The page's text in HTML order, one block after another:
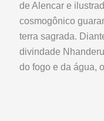
de Alencar e
cosmogônico
terra sagrada.
divindade
do fogo e da água,